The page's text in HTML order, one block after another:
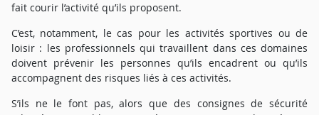
fait courir l’activité qu’ils proposent.
C’est, notamment, le cas pour les activités sportives ou de
loisir : les professionnels qui travaillent dans ces domaines
doivent prévenir les personnes qu’ils encadrent ou qu’ils
accompagnent des risques liés à ces activités.
S’ils ne le font pas, alors que des consignes de sécurité